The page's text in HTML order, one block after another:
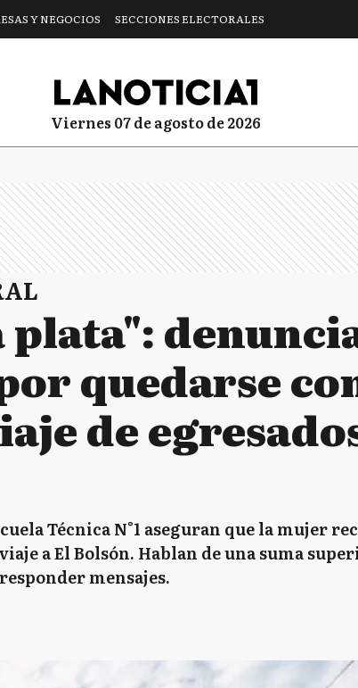
Y NEGOCIOS SECCIONES ELECTORALES
viernes 07 de agosto de 2026
plata":
quedarse
de
Técnica N°1 aseguran que la mujer
a El Bolsón. Hablan de una suma
mensajes.